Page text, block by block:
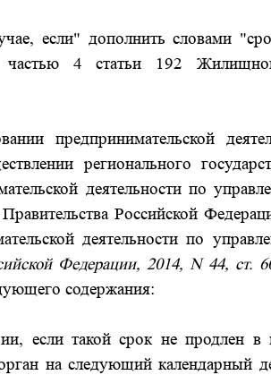
если" дополнить словами
4 статьи 192
предпринимательской
регионального
деятельности по
Российской
деятельности по
Федерации, 2014, N 44, ст.
содержания:
если такой срок не продлен в
на следующий календарный